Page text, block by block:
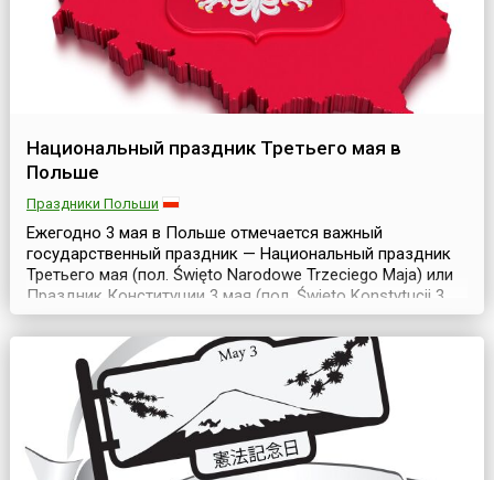
Национальный праздник Третьего мая в
Польше
Праздники Польши
Ежегодно 3 мая в Польше отмечается важный
государственный праздник — Национальный праздник
Третьего мая (пол. Święto Narodowe Trzeciego Maja) или
Праздник Конституции 3 мая (пол. Święto Konstytucji 3
Maja), посвященный годовщине принятия конституции
страны 1791 года.Первая польская Конституция — самая
старая в Европе. Она была принята 3 мая 1791 года, на
полгода раньше французской. Согласн...